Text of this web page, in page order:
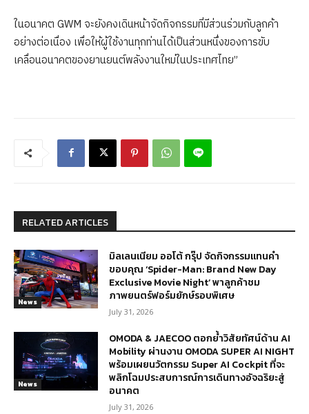
ในอนาคต GWM จะยังคงเดินหน้าจัดกิจกรรมที่มีส่วนร่วมกับลูกค้า
อย่างต่อเนื่อง เพื่อให้ผู้ใช้งานทุกท่านได้เป็นส่วนหนึ่งของการขับ
เคลื่อนอนาคตของยานยนต์พลังงานใหม่ในประเทศไทย”
RELATED ARTICLES
News
มิลเลนเนียม ออโต้ กรุ๊ป จัดกิจกรรมแทนคำ
ขอบคุณ ‘Spider-Man: Brand New Day
Exclusive Movie Night’ พาลูกค้าชม
ภาพยนตร์ฟอร์มยักษ์รอบพิเศษ
July 31, 2026
News
OMODA & JAECOO ตอกย้ำวิสัยทัศน์ด้าน AI
Mobility ผ่านงาน OMODA SUPER AI NIGHT
พร้อมเผยนวัตกรรม Super AI Cockpit ที่จะ
พลิกโฉมประสบการณ์การเดินทางอัจฉริยะสู่
อนาคต
July 31, 2026